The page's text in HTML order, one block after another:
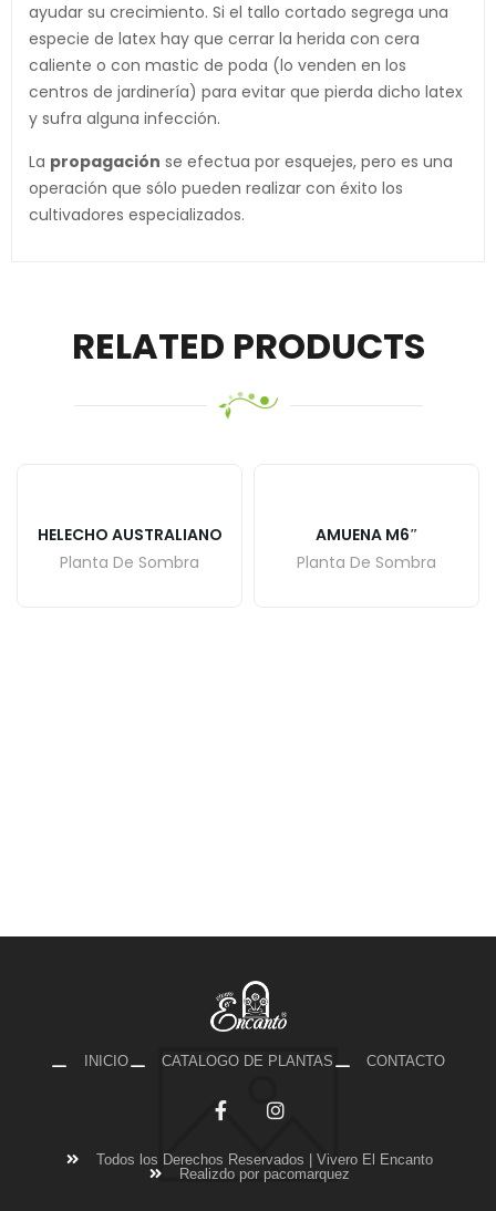
ayudar su crecimiento. Si el tallo cortado segrega una
especie de latex hay que cerrar la herida con cera
caliente o con mastic de poda (lo venden en los
centros de jardinería) para evitar que pierda dicho latex
y sufra alguna infección.
La propagación se efectua por esquejes, pero es una
operación que sólo pueden realizar con éxito los
cultivadores especializados.
RELATED PRODUCTS
HELECHO AUSTRALIANO
Planta De Sombra
AMUENA M6″
Planta De Sombra
INICIO CATALOGO DE PLANTAS CONTACTO
Todos los Derechos Reservados | Vivero El Encanto
Realizdo por pacomarquez